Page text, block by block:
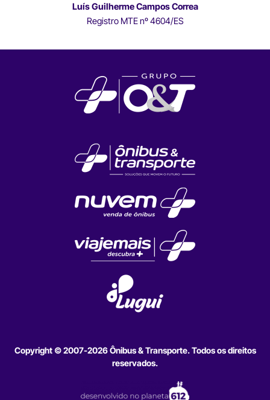
Luís Guilherme Campos Correa
Registro MTE nº 4604/ES
Copyright © 2007-2026 Ônibus & Transporte. Todos os direitos
reservados.